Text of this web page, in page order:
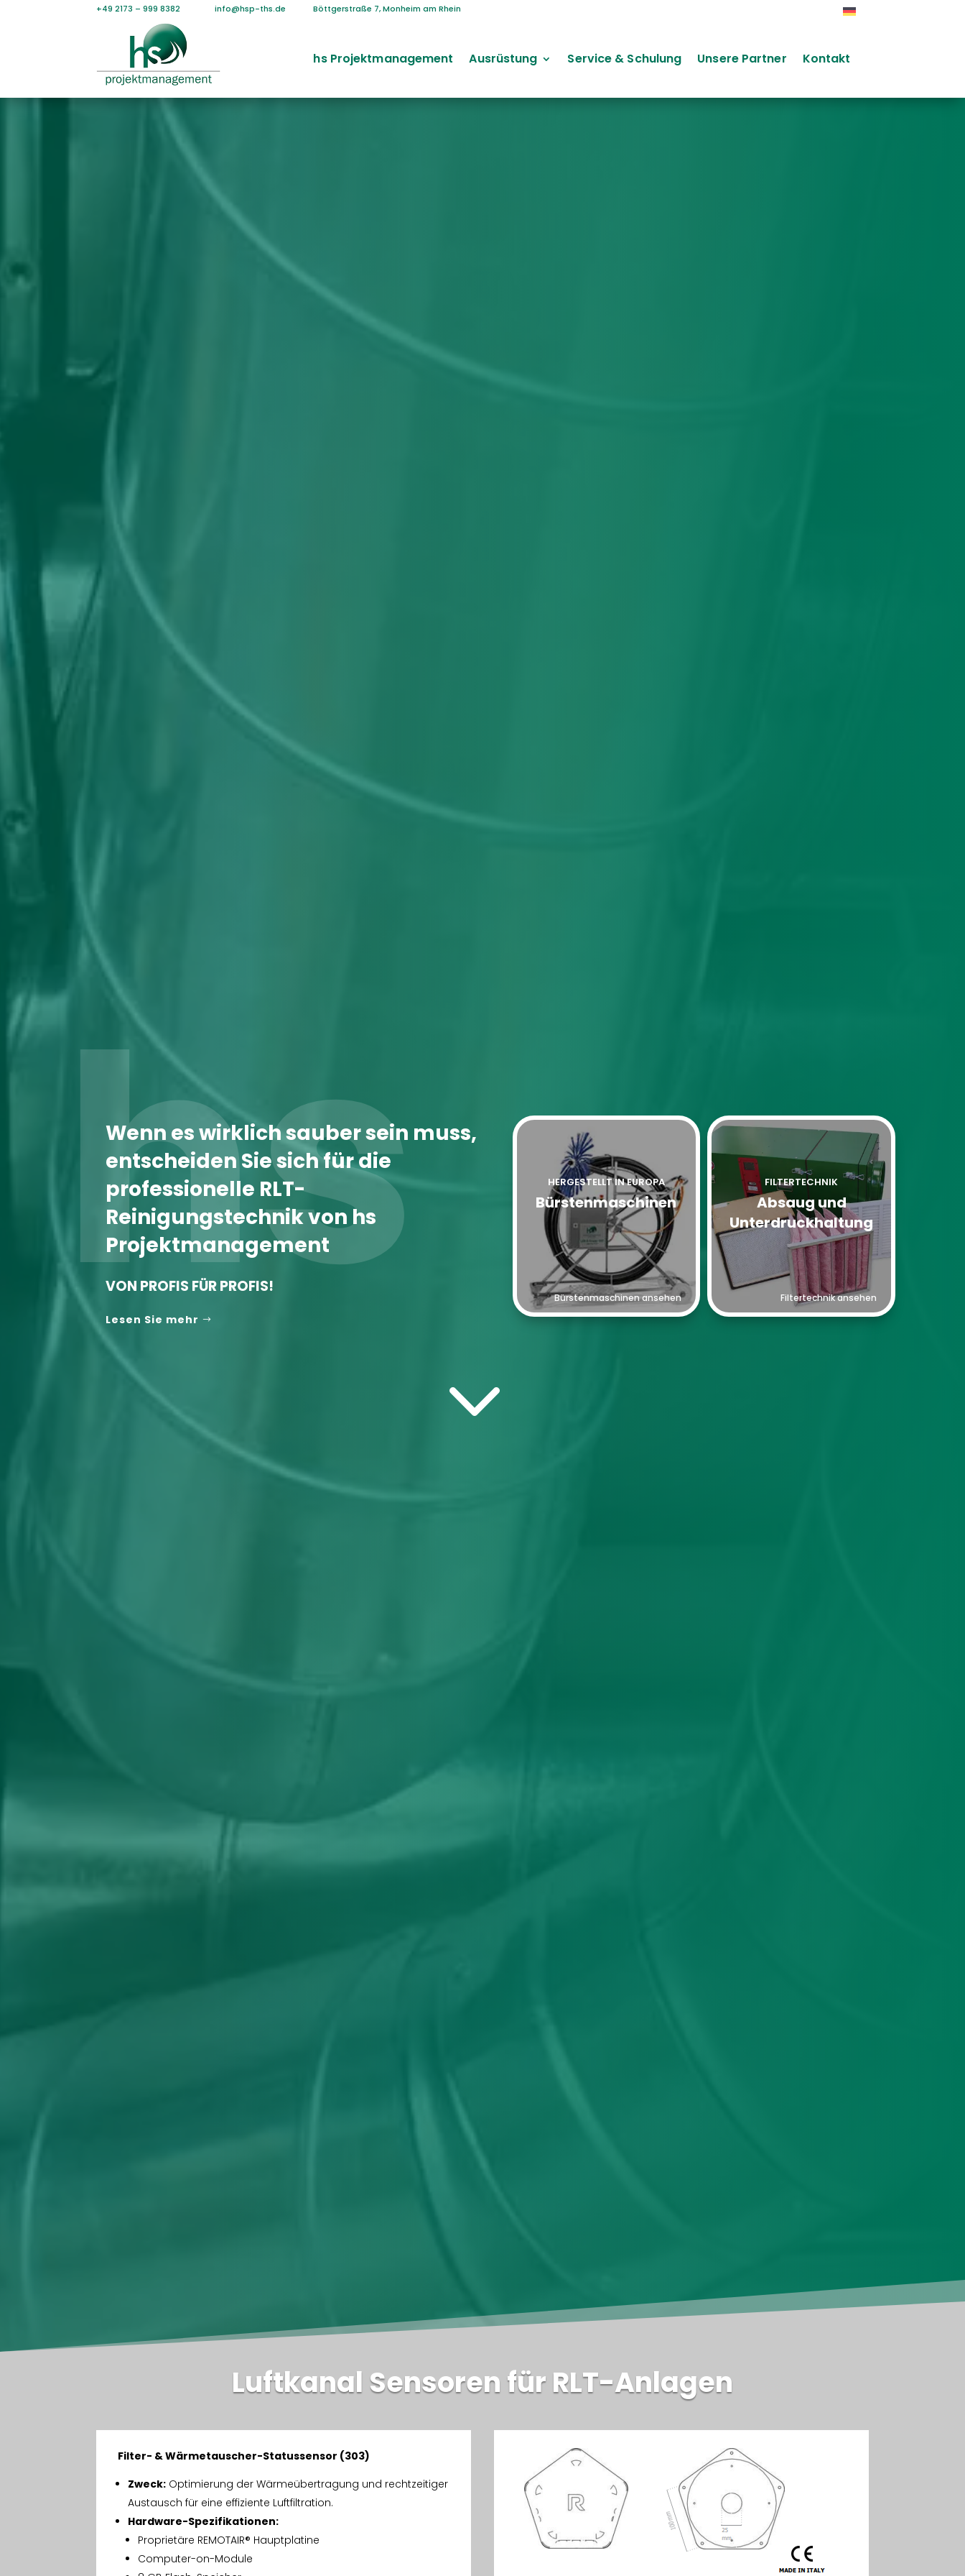
+49 2173 – 999 8382 info@hsp-ths.de Böttgerstraße 7, Monheim am Rhein
hs Projektmanagement Ausrüstung Service & Schulung Unsere Partner Kontakt
hs
Wenn es wirklich sauber sein muss,
entscheiden Sie sich für die
professionelle RLT-
Reinigungstechnik von hs
Projektmanagement
VON PROFIS FÜR PROFIS!
Lesen Sie mehr
3
HERGESTELLT IN EUROPA
Bürstenmaschinen
Bürstenmaschinen ansehen
FILTERTECHNIK
Absaug und
Unterdruckhaltung
Filtertechnik ansehen
Luftkanal Sensoren für RLT-Anlagen
Filter- & Wärmetauscher-Statussensor (303)
Zweck: Optimierung der Wärmeübertragung und rechtzeitiger
Austausch für eine effiziente Luftfiltration.
Hardware-Spezifikationen:
Proprietäre REMOTAIR® Hauptplatine
Computer-on-Module